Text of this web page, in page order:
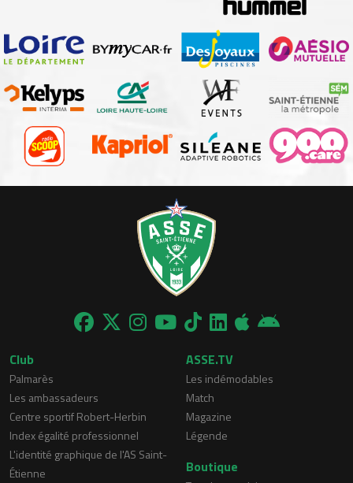
Club
Palmarès
Les ambassadeurs
Centre sportif Robert-Herbin
Index égalité professionnel
L'identité graphique de l'AS Saint-
Étienne
ASSE.TV
Les indémodables
Match
Magazine
Légende
Boutique